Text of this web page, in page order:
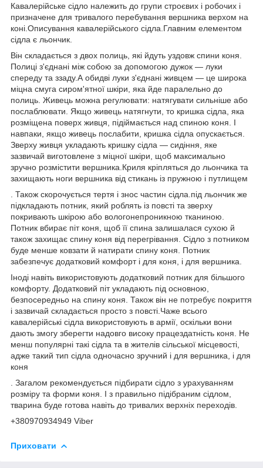
Кавалерійське сідло належить до групи строєвих і робочих і
призначене для тривалого перебування вершника верхом на
коні.Описування кавалерійського сідла.Главним елементом
сідла є льончик.
Він складається з двох полиць, які йдуть уздовж спини коня.
Полиці з'єднані між собою за допомогою дужок — луки
спереду та ззаду.А обидві луки з'єднані живцем — це широка
міцна смуга сиром'ятної шкіри, яка йде паралельно до
полиць. Живець можна регулювати: натягувати сильніше або
послаблювати. Якщо живець натягнути, то кришка сідла, яка
розміщена поверх живця, підіймається над спиною коня. І
навпаки, якщо живець послабити, кришка сідла опускається.
Зверху живця укладають кришку сідла — сидіння, яке
зазвичай виготовлене з міцної шкіри, щоб максимально
зручно розмістити вершника.Криля кріпляться до льончика та
захищають ноги вершника від стикань із пружною і путлищем
. Також скорочується тертя і знос частин сідла.під льончик же
підкладають потник, який роблять із повсті та зверху
покривають шкірою або вологонепроникною тканиною.
Потник вбирає піт коня, щоб її спина залишалася сухою й
також захищає спину коня від перегрівання. Сідло з потником
буде менше ковзати й натирати спину коня. Потник
забезпечує додатковий комфорт і для коня, і для вершника.
Іноді навіть використовують додатковий потник для більшого
комфорту. Додатковий піт укладають під основною,
безпосередньо на спину коня. Також він не потребує покриття
і зазвичай складається просто з повсті.Чаже всього
кавалерійські сідла використовують в армії, оскільки вони
дають змогу зберегти надовго високу працездатність коня. Не
менш популярні такі сідла та в жителів сільської місцевості,
адже такий тип сідла одночасно зручний і для вершника, і для
коня
. Загалом рекомендується підбирати сідло з урахуванням
розміру та форми коня. І з правильно підібраним сідлом,
тварина буде готова навіть до тривалих верхніх переходів.
+380970934949 Viber
Приховати